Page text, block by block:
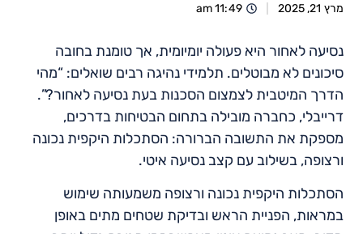
מרץ 21, 2025 11:49 am
נסיעה לאחור היא פעולה יומיומית, אך טומנת בחובה
סיכונים לא מבוטלים. תלמידי נהיגה רבים שואלים: “מהי
הדרך המיטבית לצמצום הסכנות בעת נסיעה לאחור?”.
דרייבלי, כחברה מובילה בתחום הבטיחות בדרכים,
מספקת את התשובה הברורה: הסתכלות היקפית נכונה
ורצופה, בשילוב עם קצב נסיעה איטי.
הסתכלות היקפית נכונה ורצופה משמעותה שימוש
במראות, הפניית הראש ובדיקת שטחים מתים באופן